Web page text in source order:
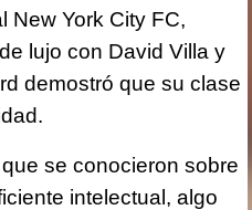
New York City FC,
lujo con David Villa y
demostró que su clase
se conocieron sobre
intelectual, algo